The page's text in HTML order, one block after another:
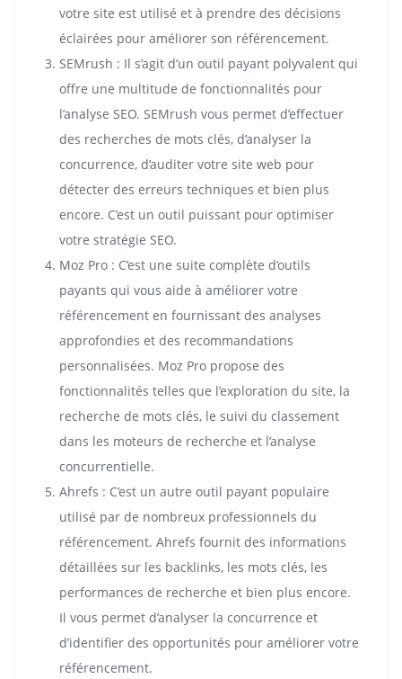
votre site est utilisé et à prendre des décisions
éclairées pour améliorer son référencement.
SEMrush : Il s’agit d’un outil payant polyvalent qui
offre une multitude de fonctionnalités pour
l’analyse SEO. SEMrush vous permet d’effectuer
des recherches de mots clés, d’analyser la
concurrence, d’auditer votre site web pour
détecter des erreurs techniques et bien plus
encore. C’est un outil puissant pour optimiser
votre stratégie SEO.
Moz Pro : C’est une suite complète d’outils
payants qui vous aide à améliorer votre
référencement en fournissant des analyses
approfondies et des recommandations
personnalisées. Moz Pro propose des
fonctionnalités telles que l’exploration du site, la
recherche de mots clés, le suivi du classement
dans les moteurs de recherche et l’analyse
concurrentielle.
Ahrefs : C’est un autre outil payant populaire
utilisé par de nombreux professionnels du
référencement. Ahrefs fournit des informations
détaillées sur les backlinks, les mots clés, les
performances de recherche et bien plus encore.
Il vous permet d’analyser la concurrence et
d’identifier des opportunités pour améliorer votre
référencement.